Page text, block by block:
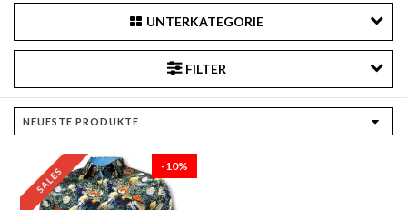
UNTERKATEGORIE
FILTER
-10%